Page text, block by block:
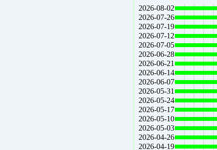
2026-08-02
2026-07-26
2026-07-19
2026-07-12
2026-07-05
2026-06-28
2026-06-21
2026-06-14
2026-06-07
2026-05-31
2026-05-24
2026-05-17
2026-05-10
2026-05-03
2026-04-26
2026-04-19